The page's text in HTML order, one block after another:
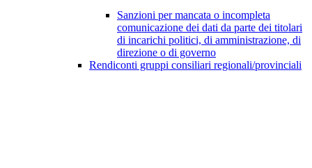
Sanzioni per mancata o incompleta
comunicazione dei dati da parte dei titolari
di incarichi politici, di amministrazione, di
direzione o di governo
Rendiconti gruppi consiliari regionali/provinciali